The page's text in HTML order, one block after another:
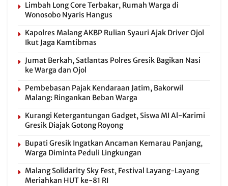
Limbah Long Core Terbakar, Rumah Warga di
Wonosobo Nyaris Hangus
Kapolres Malang AKBP Rulian Syauri Ajak Driver Ojol
Ikut Jaga Kamtibmas
Jumat Berkah, Satlantas Polres Gresik Bagikan Nasi
ke Warga dan Ojol
Pembebasan Pajak Kendaraan Jatim, Bakorwil
Malang: Ringankan Beban Warga
Kurangi Ketergantungan Gadget, Siswa MI Al-Karimi
Gresik Diajak Gotong Royong
Bupati Gresik Ingatkan Ancaman Kemarau Panjang,
Warga Diminta Peduli Lingkungan
Malang Solidarity Sky Fest, Festival Layang-Layang
Meriahkan HUT ke-81 RI